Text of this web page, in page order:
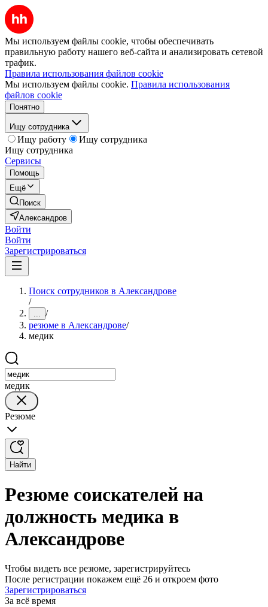
Мы используем файлы cookie, чтобы обеспечивать
правильную работу нашего веб-сайта и анализировать сетевой
трафик.
Правила использования файлов cookie
Мы используем файлы cookie. Правила использования
файлов cookie
Понятно
Ищу сотрудника
Ищу работу
Ищу сотрудника
Ищу сотрудника
Сервисы
Помощь
Ещё
Поиск
Александров
Войти
Войти
Зарегистрироваться
Поиск сотрудников в Александрове
/
... /
резюме в Александрове/
медик
медик
Резюме
Найти
Резюме соискателей на
должность медика в
Александрове
Чтобы видеть все резюме, зарегистрируйтесь
После регистрации покажем ещё 26 и откроем фото
Зарегистрироваться
За всё время